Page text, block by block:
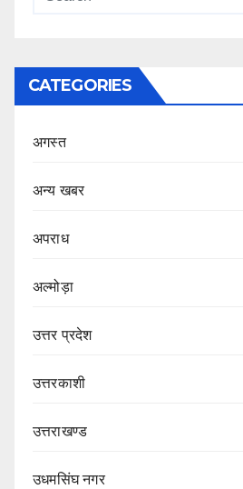
CATEGORIES
अगस्त
अन्य खबर
अपराध
अल्मोड़ा
उत्तर प्रदेश
उत्तरकाशी
उत्तराखण्ड
उधमसिंघ नगर